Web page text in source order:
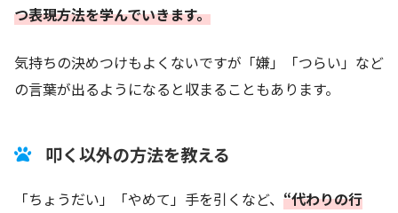
つ表現方法を学んでいきます。
気持ちの決めつけもよくないですが「嫌」「つらい」など
の言葉が出るようになると収まることもあります。
叩く以外の方法を教える
「ちょうだい」「やめて」手を引くなど、 “代わりの行